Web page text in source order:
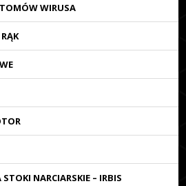
WIRUSA
NARCIARSKIE – IRBIS